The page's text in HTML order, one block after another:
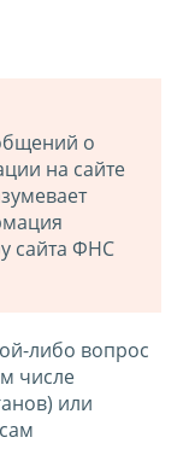
о
на сайте
сайта ФНС
либо вопрос
числе
или